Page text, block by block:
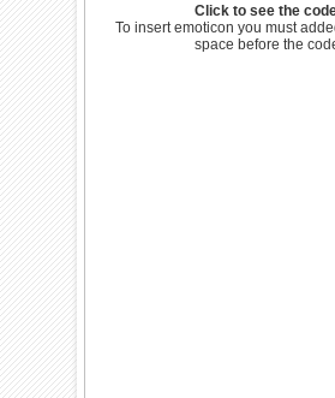
Click to see the
To insert emoticon you must
space before the